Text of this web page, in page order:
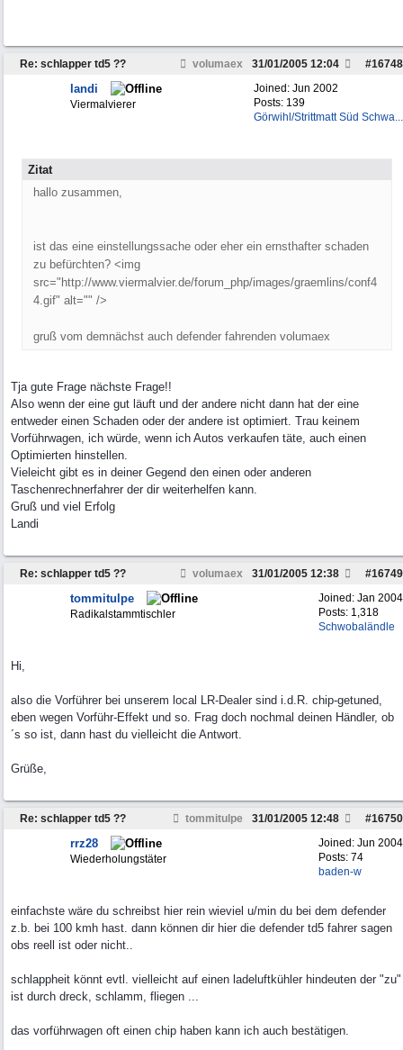
Re: schlapper td5 ?? volumaex #16748
31/01/2005 12:04
Joined: Jun 2002
Posts: 139
Görwihl/Strittmatt Süd Schwa...
landi
Viermalvierer
Zitat
hallo zusammen,
ist das eine einstellungssache oder eher ein ernsthafter schaden
zu befürchten? <img
src="http://www.viermalvier.de/forum_php/images/graemlins/conf4
4.gif" alt="" />
gruß vom demnächst auch defender fahrenden volumaex
Tja gute Frage nächste Frage!!
Also wenn der eine gut läuft und der andere nicht dann hat der eine
entweder einen Schaden oder der andere ist optimiert. Trau keinem
Vorführwagen, ich würde, wenn ich Autos verkaufen täte, auch einen
Optimierten hinstellen.
Vieleicht gibt es in deiner Gegend den einen oder anderen
Taschenrechnerfahrer der dir weiterhelfen kann.
Gruß und viel Erfolg
Landi
Re: schlapper td5 ?? volumaex #16749
31/01/2005 12:38
Joined: Jan 2004
Posts: 1,318
Schwobaländle
tommitulpe
Radikalstammtischler
Hi,
also die Vorführer bei unserem local LR-Dealer sind i.d.R. chip-getuned,
eben wegen Vorführ-Effekt und so. Frag doch nochmal deinen Händler, ob
´s so ist, dann hast du vielleicht die Antwort.
Grüße,
Re: schlapper td5 ?? tommitulpe #16750
31/01/2005 12:48
Joined: Jun 2004
Posts: 74
baden-w
rrz28
Wiederholungstäter
einfachste wäre du schreibst hier rein wieviel u/min du bei dem defender
z.b. bei 100 kmh hast. dann können dir hier die defender td5 fahrer sagen
obs reell ist oder nicht..
schlappheit könnt evtl. vielleicht auf einen ladeluftkühler hindeuten der "zu"
ist durch dreck, schlamm, fliegen ...
das vorführwagen oft einen chip haben kann ich auch bestätigen.